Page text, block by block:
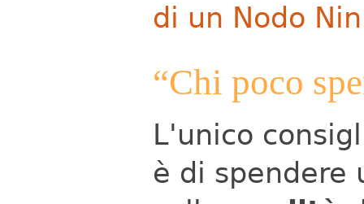
di un Nodo
“Chi poco
L'unico
è di spendere